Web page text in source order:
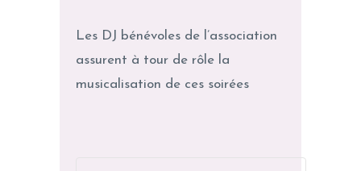
Les DJ bénévoles de l’association
assurent à tour de rôle la
musicalisation de ces soirées